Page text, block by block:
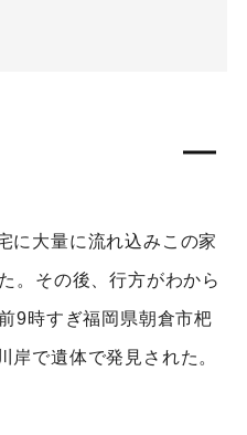
に大量に流れ込みこの家
。その後、行方がわから
9時すぎ福岡県朝倉市杷
岸で遺体で発見された。